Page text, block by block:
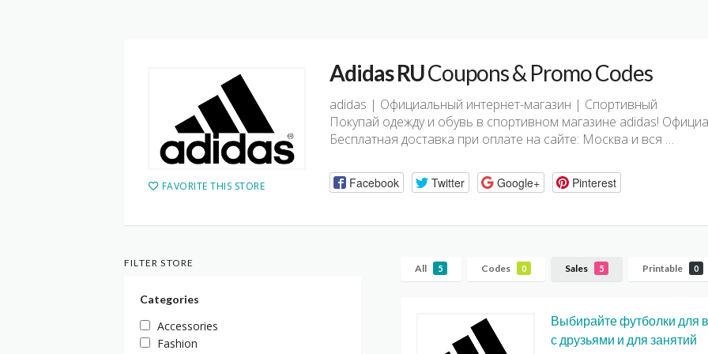
FAVORITE THIS STORE
Adidas RUCoupons & Promo Codes
adidas | Официальный интернет-магазин | Спортивный
Покупай одежду и обувь в спортивном магазине adidas!
Бесплатная доставка при оплате на сайте: Москва и вся …
Facebook Twitter Google+ Pinterest
All 5 Codes 0 Sales 5 Printable 0
Выбирайте футболки для
с друзьями и для занятий
FILTER STORE
Categories
Accessories
Fashion